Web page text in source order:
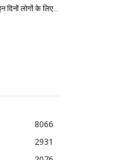
दिनों लोगों के लिए...
8066
2931